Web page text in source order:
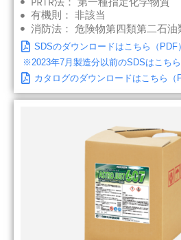
有機則： 非該当
消防法： 危険物第四類第二石油
SDSのダウンロードはこちら（PDF）
※2023年7月製造分以前のSDSはこちら
カタログのダウンロードはこちら（